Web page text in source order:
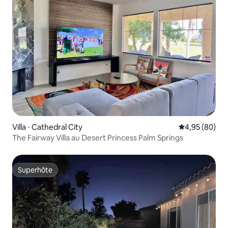
Villa ⋅ Cathedral City Évaluation
4,95 (80)
The Fairway Villa au Desert Princess Palm Springs
Superhôte
Superhôte